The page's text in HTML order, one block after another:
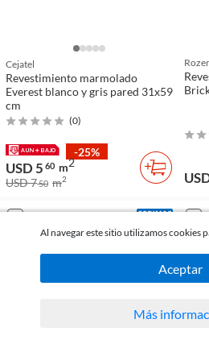
Cejatel
Revestimiento marmolado
Everest blanco y gris pared 31x59
cm
(0)
-25%
USD 5 60 m2
USD 750 m2
Al navegar este sitio utilizamos cookies
Aceptar
Más